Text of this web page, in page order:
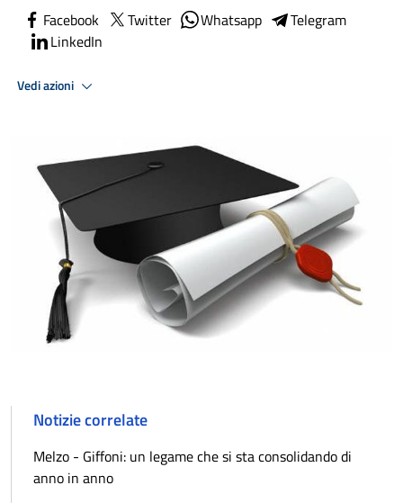
Facebook Twitter Whatsapp
Telegram
LinkedIn
Vedi azioni
Notizie correlate
Melzo - Giffoni: un legame che si sta consolidando di
anno in anno